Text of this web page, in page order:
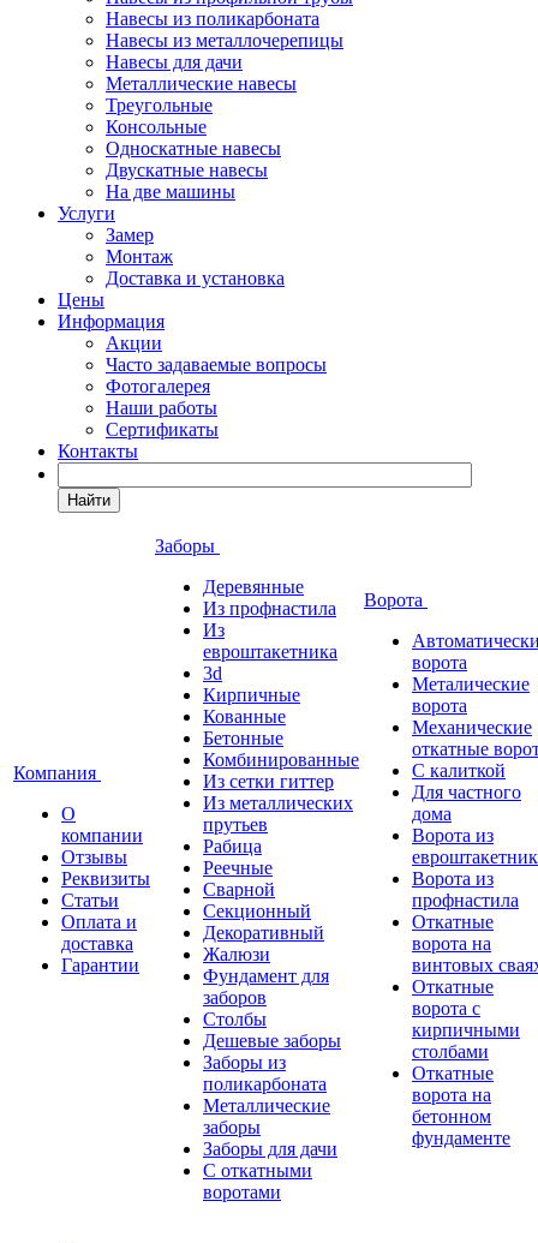
Навесы из поликарбоната
Навесы из металлочерепицы
Навесы для дачи
Металлические навесы
Треугольные
Консольные
Односкатные навесы
Двускатные навесы
На две машины
Услуги
Замер
Монтаж
Доставка и установка
Цены
Информация
Акции
Часто задаваемые вопросы
Фотогалерея
Наши работы
Сертификаты
Контакты
Найти
Компания
О
компании
Отзывы
Реквизиты
Статьи
Оплата и
доставка
Гарантии
Заборы
Деревянные
Из профнастила
Из
евроштакетника
3d
Кирпичные
Кованные
Бетонные
Комбинированные
Из сетки гиттер
Из металлических
прутьев
Рабица
Реечные
Сварной
Секционный
Декоративный
Жалюзи
Фундамент для
заборов
Столбы
Дешевые заборы
Заборы из
поликарбоната
Металлические
заборы
Заборы для дачи
С откатными
воротами
Ворота
ворота
Металические
ворота
Механические
откатные
С калиткой
Для частного
дома
Ворота из
Ворота из
профнастила
Откатные
ворота на
винтовых
Откатные
ворота с
кирпичными
столбами
Откатные
ворота на
бетонном
фундаменте